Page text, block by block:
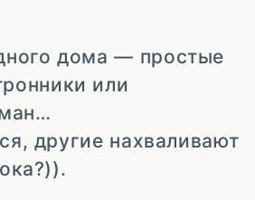
дома — простые
или
другие нахваливают